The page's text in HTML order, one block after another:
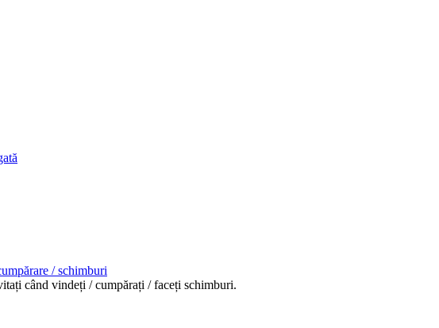
/ schimburi
când vindeți / cumpărați / faceți schimburi.